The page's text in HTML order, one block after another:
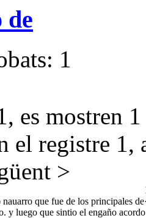
de
1
es mostren
el registre 1,
>
que fue de los principales
y luego que sintio el engaño